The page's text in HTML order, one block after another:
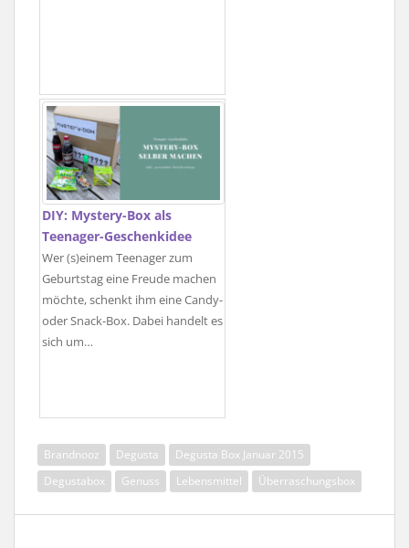
DIY: Mystery-Box als
Teenager-Geschenkidee
Wer (s)einem Teenager zum
Geburtstag eine Freude machen
möchte, schenkt ihm eine Candy-
oder Snack-Box. Dabei handelt es
sich um…
Brandnooz Degusta
Degusta Box Januar 2015
Degustabox
Genuss Lebensmittel Überraschungsbox